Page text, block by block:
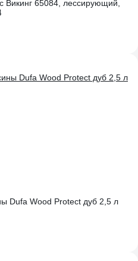
Викинг 65084, лессирующий,
Dufa Wood Protect дуб 2,5 л